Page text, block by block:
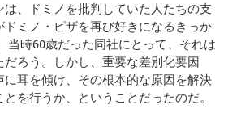
、ドミノを批判していた人たちの支
ドミノ・ピザを再び好きになるきっか
当時60歳だった同社にとって、それは
ろう。しかし、重要な差別化要因
に耳を傾け、その根本的な原因を解決
を行うか、ということだったのだ。